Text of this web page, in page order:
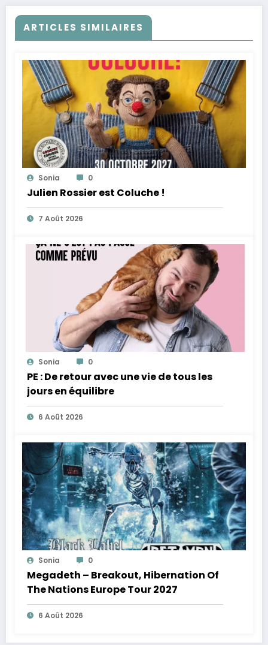
ARTICLES SIMILAIRES
Sonia 0
Julien Rossier est Coluche !
7 Août 2026
Sonia 0
PE : De retour avec une vie de tous les
jours en équilibre
6 Août 2026
Sonia 0
Megadeth – Breakout, Hibernation Of
The Nations Europe Tour 2027
6 Août 2026